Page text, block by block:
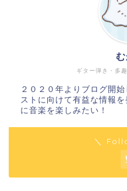
ギター弾き・多
２０２０年よりブログ開
ストに向けて有益な情報
に音楽を楽しみたい！
＼